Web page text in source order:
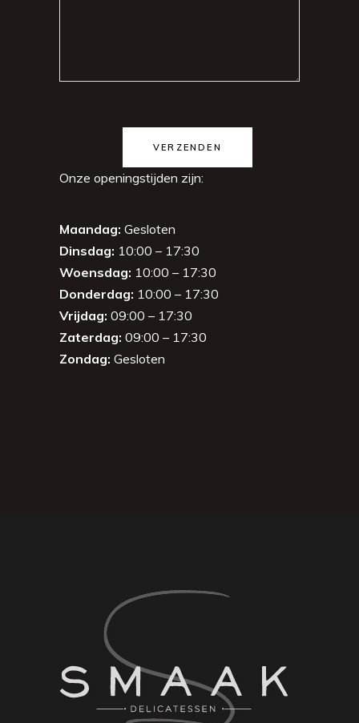
VERZENDEN
Onze openingstijden zijn:
Maandag: Gesloten
Dinsdag: 10:00 – 17:30
Woensdag: 10:00 – 17:30
Donderdag: 10:00 – 17:30
Vrijdag: 09:00 – 17:30
Zaterdag: 09:00 – 17:30
Zondag: Gesloten